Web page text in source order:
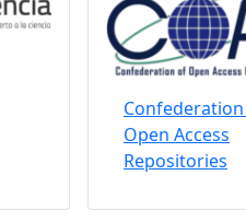
Open Access
Repositories